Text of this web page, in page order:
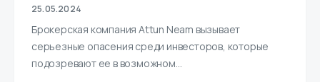
25.05.2024
Брокерская компания Attun Neam вызывает
серьезные опасения среди инвесторов, которые
подозревают ее в возможном…